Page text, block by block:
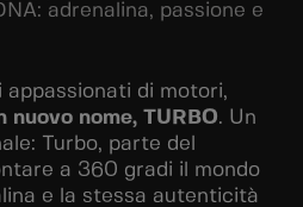
adrenalina, passione e
di motori,
nome, TURBO. Un
Turbo, parte del
a 360 gradi il mondo
e la stessa autenticità